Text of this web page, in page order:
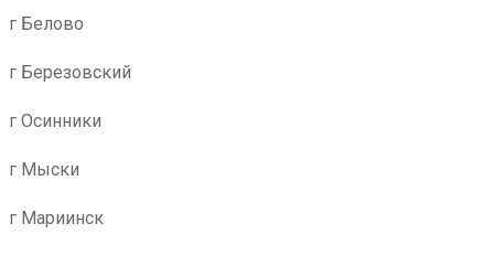
г Белово
г Березовский
г Осинники
г Мыски
г Мариинск